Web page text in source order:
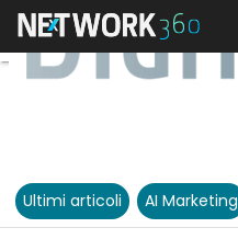
Ultimi articoli AI Marketing